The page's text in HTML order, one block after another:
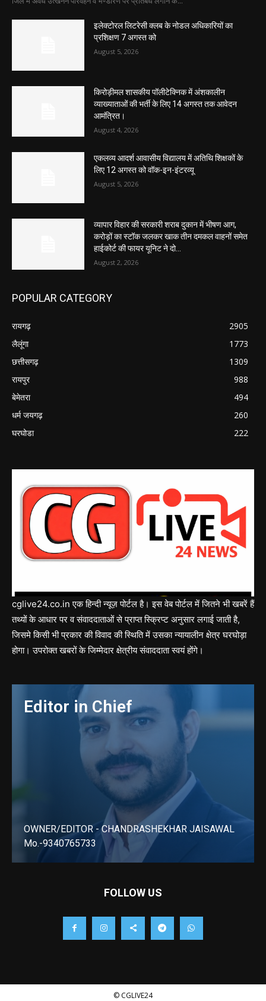
इलेक्टोरल लिटरेसी क्लब के नोडल अधिकारियों का
प्रशिक्षण 7 अगस्त को
August 5, 2026
किरोड़ीमल शासकीय पॉलीटेक्निक में अंशकालीन
व्याख्याताओं की भर्ती के लिए 14 अगस्त तक आवेदन
आमंत्रित।
August 4, 2026
एकलव्य आदर्श आवासीय विद्यालय में अतिथि शिक्षकों के
लिए 12 अगस्त को वॉक-इन-इंटरव्यू
August 5, 2026
व्यापार विहार की सरकारी शराब दुकान में भीषण आग,
करोड़ों का स्टॉक जलकर खाक तीन दमकल वाहनों समेत
हाईकोर्ट की फायर यूनिट ने दो...
August 2, 2026
POPULAR CATEGORY
रायगढ़
2905
लैलूंगा
1773
छत्तीसगढ़
1309
रायपुर
988
बेमेतरा
494
धर्म जयगढ़
260
घरघोडा
222
cglive24.co.in एक हिन्दी न्यूज़ पोर्टल है। इस वेब पोर्टल में जितने भी खबरें हैं
तथ्यों के आधार पर व संवाददाताओं से प्राप्त स्क्रिप्ट अनुसार लगाई जाती है,
जिसमे किसी भी प्रकार की विवाद की स्थिति में उसका न्यायालीन क्षेत्र घरघोड़ा
होगा। उपरोक्त खबरों के जिम्मेदार क्षेत्रीय संवाददाता स्वयं होंगे।
Editor in Chief
OWNER/EDITOR - CHANDRASHEKHAR JAISAWAL
Mo.-9340765733
FOLLOW US
© CGLIVE24